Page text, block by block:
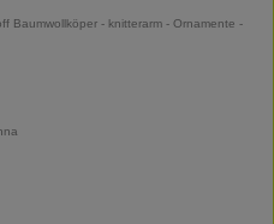
Baumwollköper - knitterarm - Ornamente -